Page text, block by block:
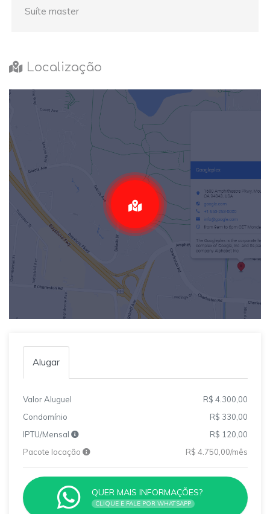
Suíte master
Localização
Alugar
Valor Aluguel
R$ 4.300,00
Condomínio
R$ 330,00
IPTU/Mensal
R$ 120,00
Pacote locação
R$ 4.750,00/mês
QUER MAIS INFORMAÇÕES?
CLIQUE E FALE POR WHATSAPP